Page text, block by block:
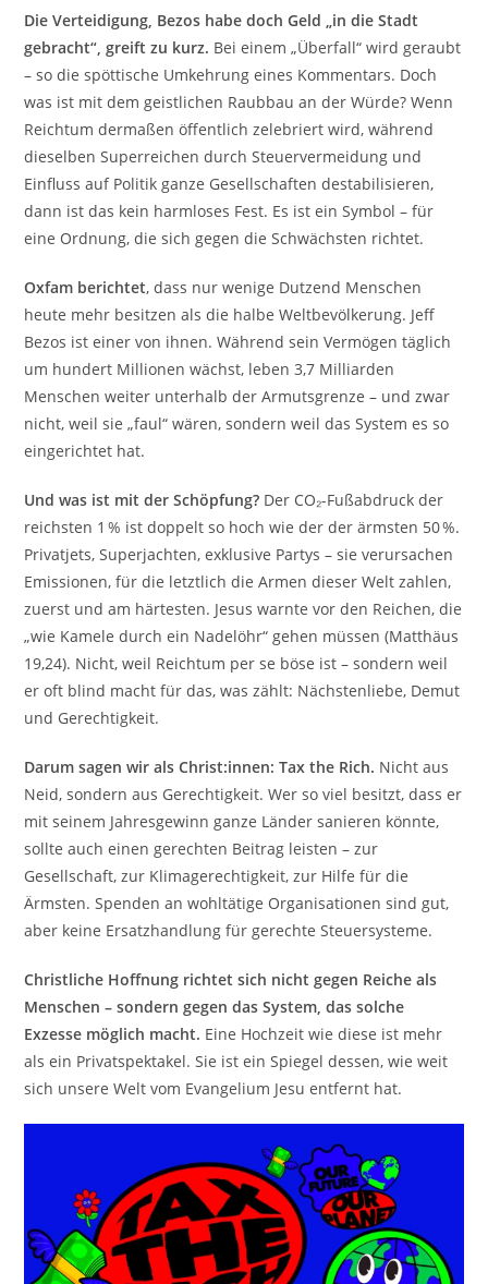
Die Verteidigung, Bezos habe doch Geld „in die Stadt
gebracht“, greift zu kurz. Bei einem „Überfall“ wird geraubt
– so die spöttische Umkehrung eines Kommentars. Doch
was ist mit dem geistlichen Raubbau an der Würde? Wenn
Reichtum dermaßen öffentlich zelebriert wird, während
dieselben Superreichen durch Steuervermeidung und
Einfluss auf Politik ganze Gesellschaften destabilisieren,
dann ist das kein harmloses Fest. Es ist ein Symbol – für
eine Ordnung, die sich gegen die Schwächsten richtet.
Oxfam berichtet, dass nur wenige Dutzend Menschen
heute mehr besitzen als die halbe Weltbevölkerung. Jeff
Bezos ist einer von ihnen. Während sein Vermögen täglich
um hundert Millionen wächst, leben 3,7 Milliarden
Menschen weiter unterhalb der Armutsgrenze – und zwar
nicht, weil sie „faul“ wären, sondern weil das System es so
eingerichtet hat.
Und was ist mit der Schöpfung? Der CO₂-Fußabdruck der
reichsten 1 % ist doppelt so hoch wie der der ärmsten 50 %.
Privatjets, Superjachten, exklusive Partys – sie verursachen
Emissionen, für die letztlich die Armen dieser Welt zahlen,
zuerst und am härtesten. Jesus warnte vor den Reichen, die
„wie Kamele durch ein Nadelöhr“ gehen müssen (Matthäus
19,24). Nicht, weil Reichtum per se böse ist – sondern weil
er oft blind macht für das, was zählt: Nächstenliebe, Demut
und Gerechtigkeit.
Darum sagen wir als Christ:innen: Tax the Rich. Nicht aus
Neid, sondern aus Gerechtigkeit. Wer so viel besitzt, dass er
mit seinem Jahresgewinn ganze Länder sanieren könnte,
sollte auch einen gerechten Beitrag leisten – zur
Gesellschaft, zur Klimagerechtigkeit, zur Hilfe für die
Ärmsten. Spenden an wohltätige Organisationen sind gut,
aber keine Ersatzhandlung für gerechte Steuersysteme.
Christliche Hoffnung richtet sich nicht gegen Reiche als
Menschen – sondern gegen das System, das solche
Exzesse möglich macht. Eine Hochzeit wie diese ist mehr
als ein Privatspektakel. Sie ist ein Spiegel dessen, wie weit
sich unsere Welt vom Evangelium Jesu entfernt hat.